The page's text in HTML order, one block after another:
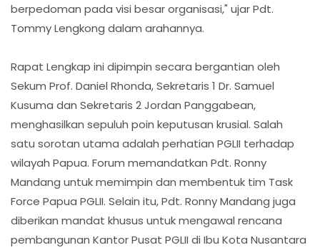
berpedoman pada visi besar organisasi," ujar Pdt.
Tommy Lengkong dalam arahannya.
Rapat Lengkap ini dipimpin secara bergantian oleh
Sekum Prof. Daniel Rhonda, Sekretaris 1 Dr. Samuel
Kusuma dan Sekretaris 2 Jordan Panggabean,
menghasilkan sepuluh poin keputusan krusial. Salah
satu sorotan utama adalah perhatian PGLII terhadap
wilayah Papua. Forum memandatkan Pdt. Ronny
Mandang untuk memimpin dan membentuk tim Task
Force Papua PGLII. Selain itu, Pdt. Ronny Mandang juga
diberikan mandat khusus untuk mengawal rencana
pembangunan Kantor Pusat PGLII di Ibu Kota Nusantara